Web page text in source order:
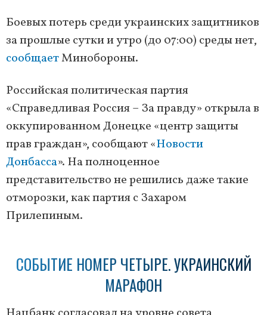
Боевых потерь среди украинских защитников
за прошлые сутки и утро (до 07:00) среды нет,
сообщаетМинобороны.
Российская политическая партия
«Справедливая Россия – За правду» открыла в
оккупированном Донецке «центр защиты
прав граждан», сообщают «Новости
Донбасса». На полноценное
представительство не решились даже такие
отморозки, как партия с Захаром
Прилепиным.
СОБЫТИЕ НОМЕР ЧЕТЫРЕ. УКРАИНСКИЙ
МАРАФОН